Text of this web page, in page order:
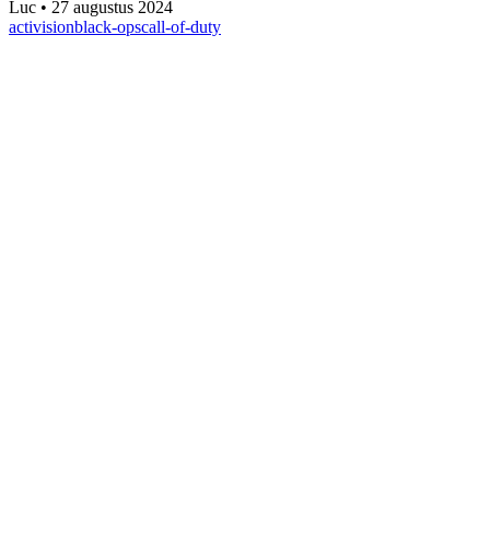
Luc • 27 augustus 2024
activisionblack-opscall-of-duty